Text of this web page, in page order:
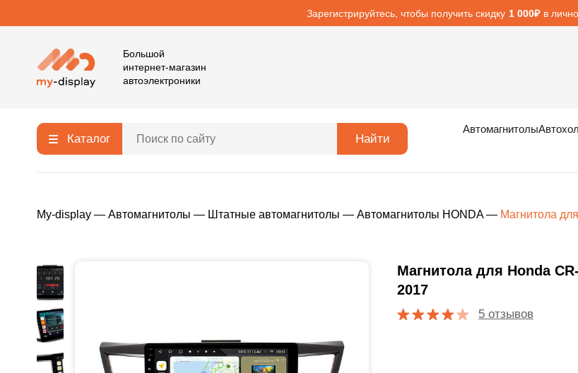
Зарегистрируйтесь, чтобы получить скидку 1 000₽ в
Большой
интернет-магазин
автоэлектроники
Каталог Найти
Автомагнитолы
My-display — Автомагнитолы — Штатные автомагнитолы — Автомагнитолы HONDA— Магнитола
Магнитола для Honda
2017
5 отзывов